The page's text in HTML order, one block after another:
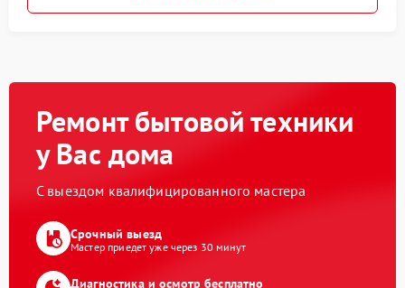
Ремонт бытовой техники
у Вас дома
С выездом квалифицированного мастера
Срочный выезд
Мастер приедет уже через 30 минут
Диагностика и осмотр бесплатно